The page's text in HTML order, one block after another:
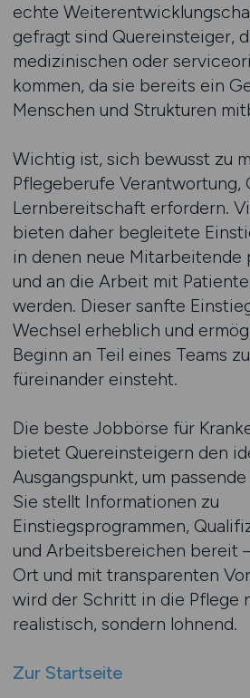
echte
gefragt sind Quereinsteiger,
medizinischen oder
kommen, da sie bereits ein
Menschen und Strukturen
Wichtig ist, sich bewusst zu
Pflegeberufe Verantwortung,
Lernbereitschaft erfordern.
bieten daher begleitete
in denen neue Mitarbeitende
und an die Arbeit mit
werden. Dieser sanfte
Wechsel erheblich und
Beginn an Teil eines Teams
füreinander einsteht.
Die beste Jobbörse für
bietet Quereinsteigern den
Ausgangspunkt, um
Sie stellt Informationen zu
Einstiegsprogrammen,
und Arbeitsbereichen bereit
Ort und mit transparenten
wird der Schritt in die Pflege
realistisch, sondern lohnend.
Zur Startseite